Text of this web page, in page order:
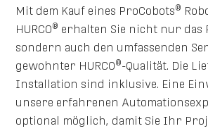
Mit dem Kauf eines ProCobots®
HURCO® erhalten Sie nicht nur das
sondern auch den umfassenden
gewohnter HURCO®-Qualität. Die
Installation sind inklusive. Eine
unsere erfahrenen
optional möglich, damit Sie Ihr